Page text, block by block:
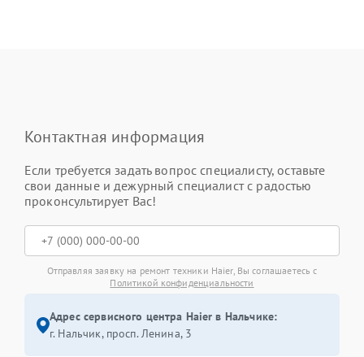
Контактная информация
Если требуется задать вопрос специалисту, оставьте
свои данные и дежурный специалист с радостью
проконсультирует Вас!
Отправляя заявку на ремонт техники Haier, Вы соглашаетесь с
Политикой конфиденциальности
Адрес сервисного центра Haier в Нальчике:
г. Нальчик, просп. Ленина, 3